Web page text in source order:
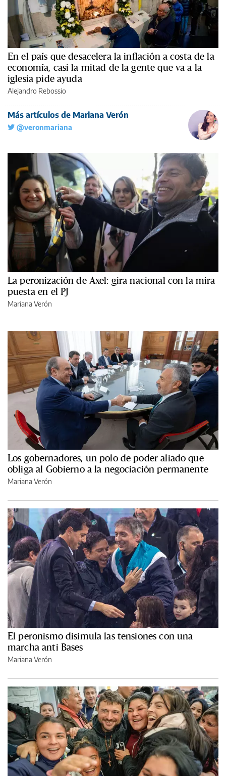
En el país que desacelera la inflación a costa de la
economía, casi la mitad de la gente que va a la
iglesia pide ayuda
Alejandro Rebossio
Más artículos de Mariana Verón
@veronmariana
La peronización de Axel: gira nacional con la mira
puesta en el PJ
Mariana Verón
Los gobernadores, un polo de poder aliado que
obliga al Gobierno a la negociación permanente
Mariana Verón
El peronismo disimula las tensiones con una
marcha anti Bases
Mariana Verón